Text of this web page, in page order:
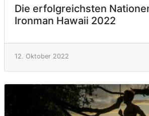
Die erfolgreichsten
Ironman Hawaii 2022
12. Oktober 2022